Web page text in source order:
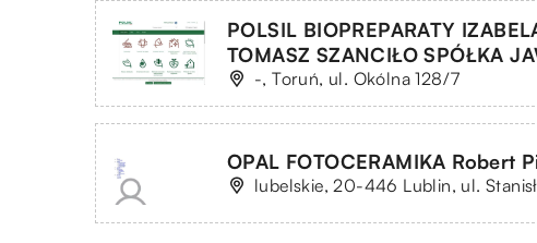
POLSIL BIOPREPARATY
TOMASZ SZANCIŁO SPÓŁKA
-, Toruń, ul. Okólna 128/7
OPAL FOTOCERAMIKA Robert
lubelskie, 20-446 Lublin, ul.